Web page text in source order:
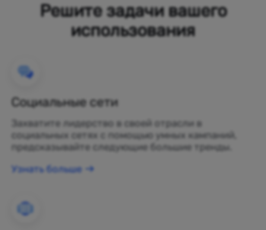
Решите задачи вашего
использования
Социальные сети
Захватите лидерство в своей отрасли в
социальных сетях с помощью умных кампаний,
предсказывайте следующие большие тренды.
Узнать больше